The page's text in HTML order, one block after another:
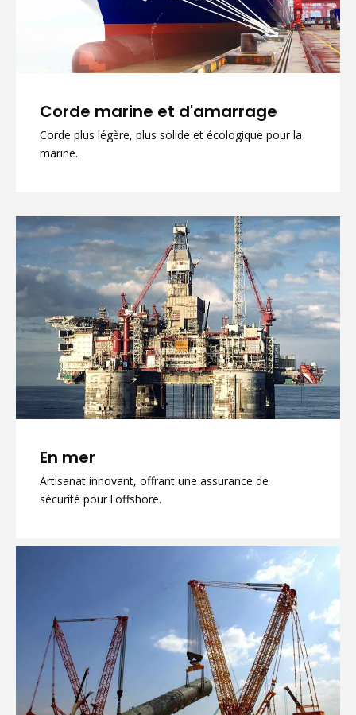
Corde marine et d'amarrage
Corde plus légère, plus solide et écologique pour la
marine.
En mer
Artisanat innovant, offrant une assurance de
sécurité pour l'offshore.